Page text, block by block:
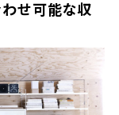
せ可能な収